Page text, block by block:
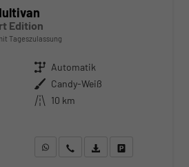
Edition
Tageszulassung
Getriebe Automatik
Außenfarbe Candy-Weiß
Kilometerstand 10 km
WhatsApp anfragen
Wir rufen Sie anFahrzeugexposé (PDF)